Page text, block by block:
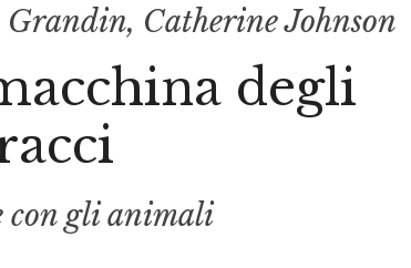
Grandin, Catherine Johnson
degli
con gli animali